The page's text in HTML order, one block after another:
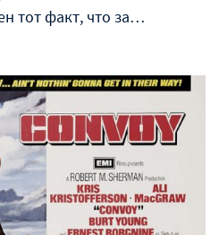
тот факт, что за…